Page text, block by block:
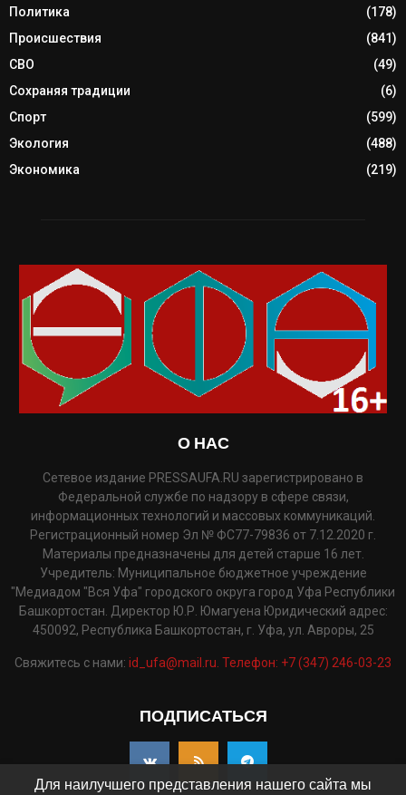
Политика
(178)
Происшествия
(841)
СВО
(49)
Сохраняя традиции
(6)
Спорт
(599)
Экология
(488)
Экономика
(219)
О НАС
Сетевое издание PRESSAUFA.RU зарегистрировано в
Федеральной службе по надзору в сфере связи,
информационных технологий и массовых коммуникаций.
Регистрационный номер Эл № ФС77-79836 от 7.12.2020 г.
Материалы предназначены для детей старше 16 лет.
Учредитель: Муниципальное бюджетное учреждение
"Медиадом "Вся Уфа" городского округа город Уфа Республики
Башкортостан. Директор Ю.Р. Юмагуена Юридический адрес:
450092, Республика Башкортостан, г. Уфа, ул. Авроры, 25
Свяжитесь с нами: id_ufa@mail.ru. Телефон: +7 (347) 246-03-23
ПОДПИСАТЬСЯ
Для наилучшего представления нашего сайта мы